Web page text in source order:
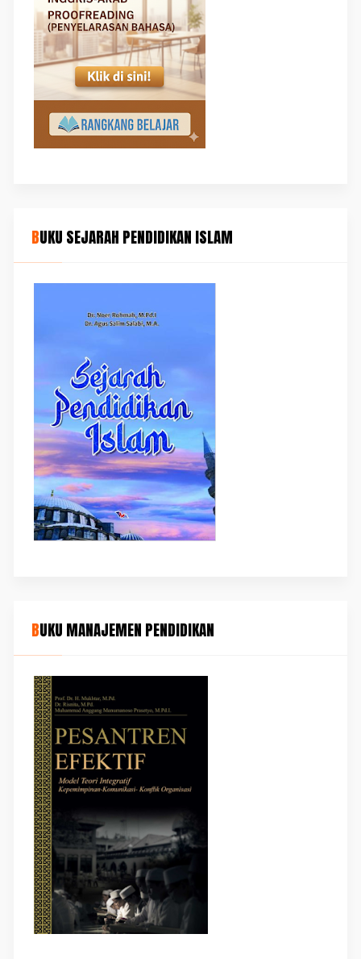
BUKU SEJARAH PENDIDIKAN ISLAM
BUKU MANAJEMEN PENDIDIKAN